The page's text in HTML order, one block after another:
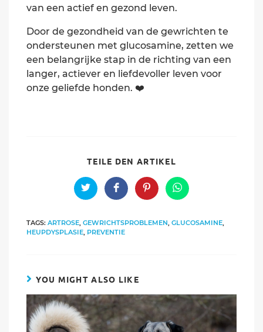
van een actief en gezond leven.
Door de gezondheid van de gewrichten te
ondersteunen met glucosamine, zetten we
een belangrijke stap in de richting van een
langer, actiever en liefdevoller leven voor
onze geliefde honden. ❤️
TEILE DEN ARTIKEL
CONTENT
Opens
in
window
Opens
in
window
Opens
in
window
Opens
in
window
TAGS: ARTROSE, GEWRICHTSPROBLEMEN, GLUCOSAMINE,
HEUPDYSPLASIE, PREVENTIE
YOU MIGHT ALSO LIKE